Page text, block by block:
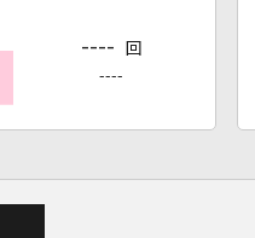
---- 回
----